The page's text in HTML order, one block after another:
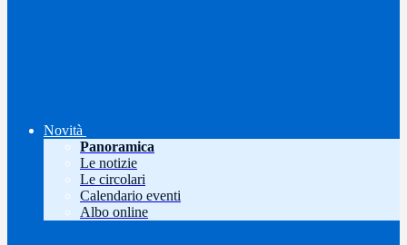
Novità
Panoramica
Le notizie
Le circolari
Calendario eventi
Albo online